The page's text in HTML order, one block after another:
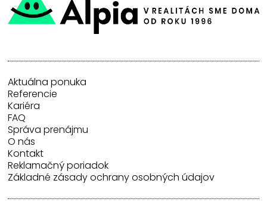
Aktuálna ponuka
Referencie
Kariéra
FAQ
Správa prenájmu
O nás
Kontakt
Reklamačný poriadok
Základné zásady ochrany osobných údajov